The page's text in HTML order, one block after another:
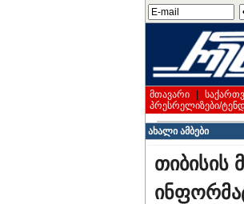
მთავარი
პრესრელიზები/
ახალი ამბები
თიბისის